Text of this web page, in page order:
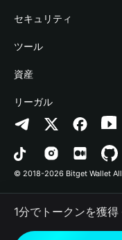
アカデミー
暗号資産ニュース
Help Center
お問い合わせ
ブランドリソース
キャリア
Stablecoin Earn
Payfi Crypto
Crypto Swap API
Altcoin Season Index
Prediction Markets
DApp
RWA
デベロッパー
ウォレットを接続
Bitget Wallet Pay
プロジェクトを掲載
セキュリティ
保護基金
セキュリティ技術
ツール
暗号資産を購入
認証検出
コントラクト検出
一括送金
資産
Arbitrum
Avalanche
Bitcoin
Polygon
リーガル
プライバシーポリシー
利用規約
© 2018-2026 Bitget Wallet
1分でトークンを獲